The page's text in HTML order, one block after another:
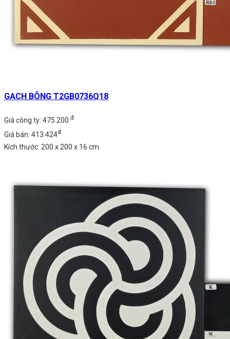
GẠCH BÔNG T2GB0736Q18
Giá công ty: 475.200 đ
Giá bán: 413.424đ
Kích thước: 200 x 200 x 16 cm